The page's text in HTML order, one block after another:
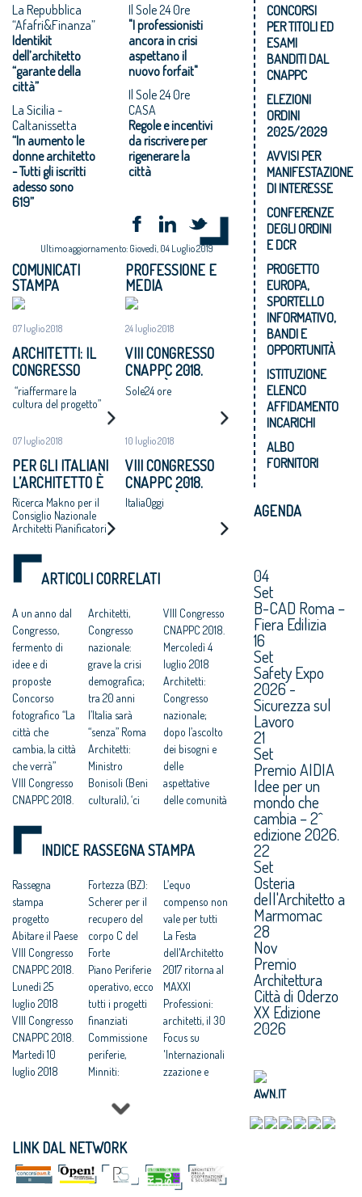
La Repubblica
“Afafri&Finanza”
Identikit
dell’architetto
“garante della
città”
La Sicilia -
Caltanissetta
“In aumento le
donne architetto
- Tutti gli iscritti
adesso sono
619”
Il Sole 24 0re
"I professionisti
ancora in crisi
aspettano il
nuovo forfait"
Il Sole 24 0re
CASA
Regole e incentivi
da riscrivere per
rigenerare la
città
Ultimo aggiornamento: Giovedì, 04 Luglio 2019
COMUNICATI
STAMPA
07 luglio 2018
ARCHITETTI: IL
CONGRESSO
NAZIONALE
APPROVA UN
ADOTTI UN
PROGRAMMA
NAZIONALE DI
RIGENERAZIONE
URBANE,
ALTERNATIVA A
INCONTROLLATE
E AL CONSUMO DI
“riaffermare la
cultura del progetto”
07 luglio 2018
PER GLI ITALIANI
L’ARCHITETTO È
UNA FIGURA
CRUCIALE PER
DISEGNARE LO
SVILUPPO
ECONOMICO E
SOCIALE DEL
Ricerca Makno per il
Consiglio Nazionale
Architetti Pianificatori
Conservatori –
CNAPPC
PROFESSIONE E
MEDIA
24 luglio 2018
VIII CONGRESSO
CNAPPC 2018.
LUNEDÌ 25 LUGLIO
Sole24 ore
10 luglio 2018
VIII CONGRESSO
CNAPPC 2018.
MARTEDÌ 10
ItaliaOggi
ARTICOLI CORRELATI
A un anno dal
Congresso,
fermento di
idee e di
proposte
Concorso
fotografico “La
città che
cambia, la città
che verrà”
VIII Congresso
CNAPPC 2018.
2018
VIII Congresso
Domenica 8
luglio 2018
Votazioni VIII
Congresso
2018
Architetti,
Congresso
nazionale:
grave la crisi
demografica;
tra 20 anni
l’Italia sarà
“senza” Roma
Architetti:
Ministro
Bonisoli (Beni
culturali), ‘ci
norme per lo
professione’.
VIII Congresso
CNAPPC 2018.
Venerdì 6
luglio 2018
Architetti:
Cappochin, “il
Governo
realizzi subito
un ‘Piano
d’Azione
Nazionale per
sostenibili”
CNAPPC 2018.
Gercoledì 5
luglio 2018
VIII Congresso
CNAPPC 2018.
Mercoledì 4
luglio 2018
Architetti:
Congresso
nazionale;
dopo l’ascolto
dei bisogni e
delle
aspettative
delle comunità
delle città
VIII Congresso
CNAPPC 2018.
Domenica 1
luglio 2018
Architetti:VIII
Congresso
nazionale,
attesi 3mila
delegati in
rappresentanz
a dei 155mila
iscritti -
nuove città
Congresso
INDICE RASSEGNA STAMPA
Rassegna
stampa
progetto
Abitare il Paese
VIII Congresso
CNAPPC 2018.
Lunedì 25
luglio 2018
VIII Congresso
CNAPPC 2018.
Martedì 10
luglio 2018
2018
VIII Congresso
CNAPPC 2018.
Fortezza (BZ):
Scherer per il
recupero del
corpo C del
Forte
Piano Periferie
operativo, ecco
tutti i progetti
finanziati
Commissione
periferie,
Minniti:
condividere:
integrate per le
città»
Equo
compenso,
L’equo
compenso non
vale per tutti
La Festa
dell'Architetto
2017 ritorna al
MAXXI
Professioni:
architetti, il 30
Focus su
'Internazionali
zzazione e
legge per
l’architettura
LINK DAL NETWORK
CONCORSI
PER TITOLI ED
ESAMI
BANDITI DAL
CNAPPC
ELEZIONI
ORDINI
2025/2029
AVVISI PER
MANIFESTAZIONE
DI INTERESSE
CONFERENZE
DEGLI ORDINI
E DCR
PROGETTO
EUROPA,
SPORTELLO
INFORMATIVO,
BANDI E
OPPORTUNITÀ
ISTITUZIONE
ELENCO
AFFIDAMENTO
INCARICHI
ALBO
FORNITORI
AGENDA
04
Set
B-CAD Roma –
Fiera Edilizia
16
Set
Safety Expo
2026 -
Sicurezza sul
Lavoro
21
Set
Premio AIDIA
Idee per un
mondo che
cambia – 2^
edizione 2026.
22
Set
Osteria
dell'Architetto a
Marmomac
28
Nov
Premio
Architettura
Città di Oderzo
XX Edizione
2026
AWN.IT